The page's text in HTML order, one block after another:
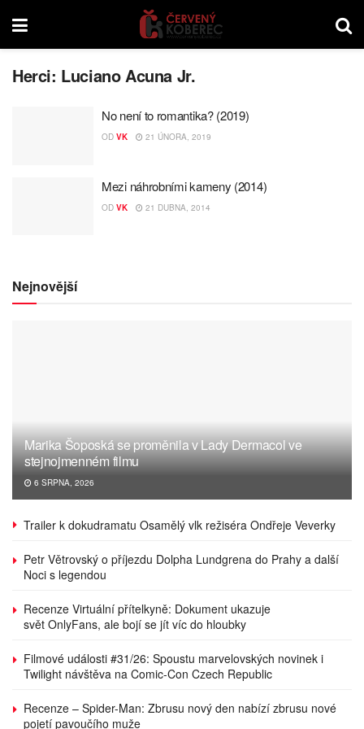
Herci: Luciano Acuna Jr.
No není to romantika? (2019)
OD VK 21 ÚNORA, 2019
Mezi náhrobními kameny (2014)
OD VK 21 DUBNA, 2014
Nejnovější
Marika Šoposká se proměnila v Lady Dermacol ve
stejnojmenném filmu
6 SRPNA, 2026
Trailer k dokudramatu Osamělý vlk režiséra Ondřeje Veverky
Petr Větrovský o příjezdu Dolpha Lundgrena do Prahy a další
Noci s legendou
Recenze Virtuální přítelkyně: Dokument ukazuje
svět OnlyFans, ale bojí se jít víc do hloubky
Filmové události #31/26: Spoustu marvelovských novinek i
Twilight návštěva na Comic-Con Czech Republic
Recenze – Spider-Man: Zbrusu nový den nabízí zbrusu nové
pojetí pavoučího muže